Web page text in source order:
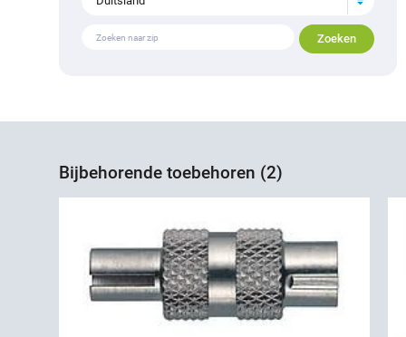
Bijbehorende toebehoren (2)